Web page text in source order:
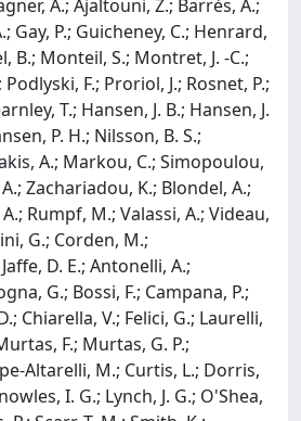
A.; Ajaltouni, Z.; Barrès, A.;
Gay, P.; Guicheney, C.; Henrard,
B.; Monteil, S.; Montret, J. -C.;
F.; Proriol, J.; Rosnet, P.;
T.; Hansen, J. B.; Hansen, J.
P. H.; Nilsson, B. S.;
A.; Markou, C.; Simopoulou,
Zachariadou, K.; Blondel, A.;
Rumpf, M.; Valassi, A.; Videau,
G.; Corden, M.;
D. E.; Antonelli, A.;
G.; Bossi, F.; Campana, P.;
Chiarella, V.; Felici, G.; Laurelli,
F.; Murtas, G. P.;
Altarelli, M.; Curtis, L.; Dorris,
I. G.; Lynch, J. G.; O'Shea,